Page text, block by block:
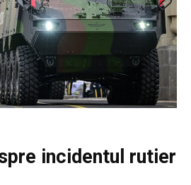
incidentul rutier